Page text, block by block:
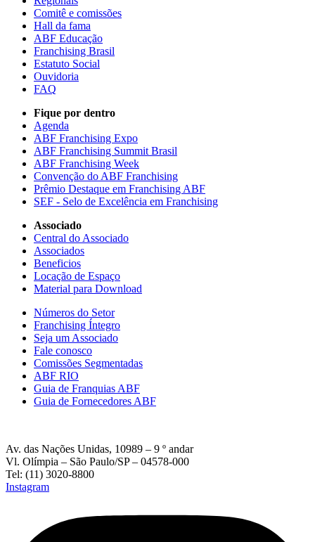
Comitê e comissões
Hall da fama
ABF Educação
Franchising Brasil
Estatuto Social
Ouvidoria
FAQ
Fique por dentro
Agenda
ABF Franchising Expo
ABF Franchising Summit Brasil
ABF Franchising Week
Convenção do ABF Franchising
Prêmio Destaque em Franchising ABF
SEF - Selo de Excelência em Franchising
Associado
Central do Associado
Associados
Beneficios
Locação de Espaço
Material para Download
Números do Setor
Franchising Íntegro
Seja um Associado
Fale conosco
Comissões Segmentadas
ABF RIO
Guia de Franquias ABF
Guia de Fornecedores ABF
Av. das Nações Unidas, 10989 – 9 º andar
Vl. Olímpia – São Paulo/SP – 04578-000
Tel: (11) 3020-8800
Instagram